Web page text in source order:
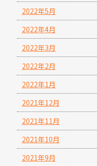
2022年5月
2022年4月
2022年3月
2022年2月
2022年1月
2021年12月
2021年11月
2021年10月
2021年9月